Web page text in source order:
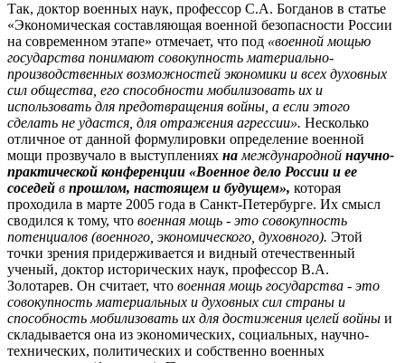
Так, доктор военных наук, профессор С.А. Богданов в статье
«Экономическая составляющая военной безопасности России
на современном этапе» отмечает, что под «военной мощью
государства понимают совокупность материально-
производственных возможностей экономики и всех духовных
сил общества, его способности мобилизовать их и
использовать для предотвращения войны, а если этого
сделать не удастся, для отражения агрессии». Несколько
отличное от данной формулировки определение военной
мощи прозвучало в выступлениях на международной научно-
практической конференции «Военное дело России и ее
соседей в прошлом, настоящем и будущем», которая
проходила в марте 2005 года в Санкт-Петербурге. Их смысл
сводился к тому, что военная мощь - это совокупность
потенциалов (военного, экономического, духовного). Этой
точки зрения придерживается и видный отечественный
ученый, доктор исторических наук, профессор В.А.
Золотарев. Он считает, что военная мощь государства - это
совокупность материальных и духовных сил страны и
способность мобилизовать их для достижения целей войны и
складывается она из экономических, социальных, научно-
технических, политических и собственно военных